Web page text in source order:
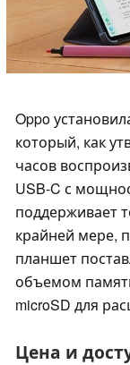
Oppo
который, как
часов
USB-C с
поддерживает
крайней мере,
планшет
объемом
microSD для
Цена и